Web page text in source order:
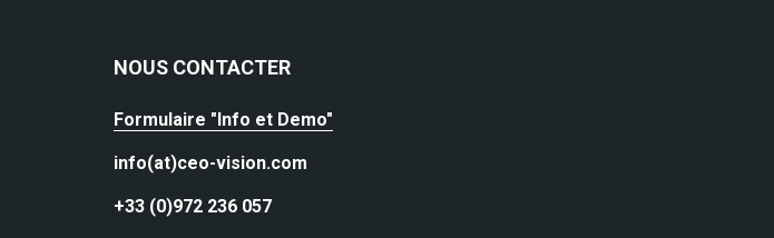
NOUS CONTACTER
Formulaire "Info et Demo"
info(at)ceo-vision.com
+33 (0)972 236 057